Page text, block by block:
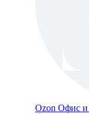
Ozon Офис